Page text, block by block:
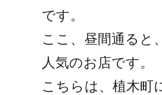
です。
ここ、昼間通ると
人気のお店です。
こちらは、植木町